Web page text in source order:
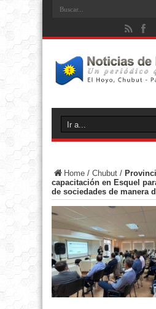
Home / Chubut /
capacitación en Esquel
de sociedades de manera